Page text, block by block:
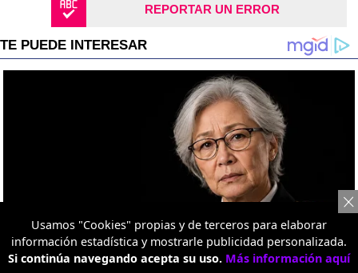
REPORTAR UN ERROR
Usamos "Cookies" propias y de terceros para elaborar
información estadística y mostrarle publicidad personalizada.
Si continúa navegando acepta su uso. Más información aquí